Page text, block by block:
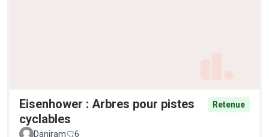
Eisenhower : Arbres pour pistes
cyclables
Retenue
Daniram 6